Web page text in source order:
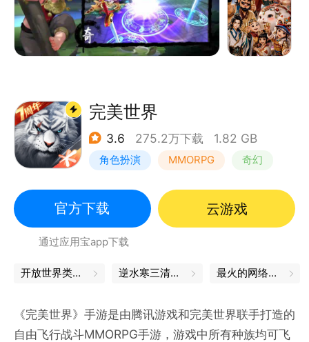
仙家多人神宠法宝对战等，无不蕴含中国民间神话的文
化底蕴。
作为《寻仙》唯一正版手游，游戏在还原端游经典大世
一样的指尖修仙斗神、畅快战斗感！
完美世界
3.6 275.2万下载 1.82 GB
角色扮演 MMORPG 奇幻
完美世界
官方下载 云游戏
通过应用宝app下载
开放世界类手游 逆水寒三清山奇遇 最火的网络游戏
《完美世界》手游是由腾讯游戏和完美世界联手打造的
自由飞行战斗MMORPG手游，游戏中所有种族均可飞